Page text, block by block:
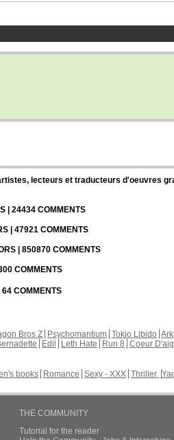
lecteurs et traducteurs d'oeuvres
| 24434 COMMENTS
| 47921 COMMENTS
| 850870 COMMENTS
COMMENTS
COMMENTS
Bros Z Psychomantium Tokio Libido
Edil Leth Hate Run 8 Coeur
books Romance Sexy - XXX Thriller
THE COMMUNITY
Tutorial for the reader